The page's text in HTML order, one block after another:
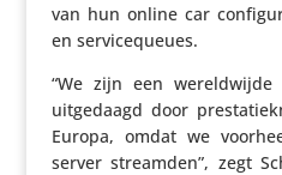
van hun online car
en servicequeues.
“We zijn een
uitge­daagd door
Europa, omdat we
server streamden”, zegt